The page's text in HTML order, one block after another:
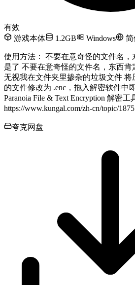
有效
游戏本体
1.2GB Windows 简
使用方法： 不要在意奇怪的文件名
是了 不要在意奇怪的文件名，东西
无视我在文件夹里掺杂的垃圾文件 将
的文件修改为 .enc，拖入解密软件中
Paranoia File & Text Encryption 解密工
https://www.kungal.com/zh-cn/topic/
夸克网盘